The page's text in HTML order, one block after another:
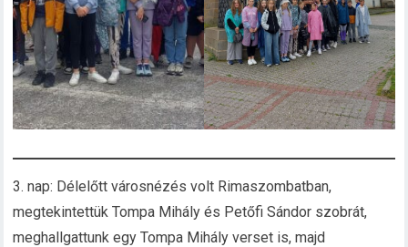
3. nap: Délelőtt városnézés volt Rimaszombatban,
megtekintettük Tompa Mihály és Petőfi Sándor szobrát,
meghallgattunk egy Tompa Mihály verset is, majd